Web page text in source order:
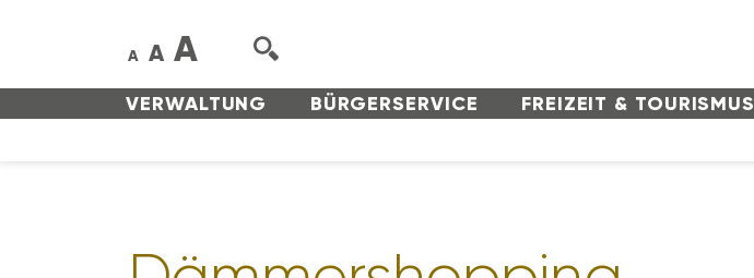
VERWAL­TUNG BÜRGER­SERVICE FREI­ZEIT & TOURISMUS
A A A